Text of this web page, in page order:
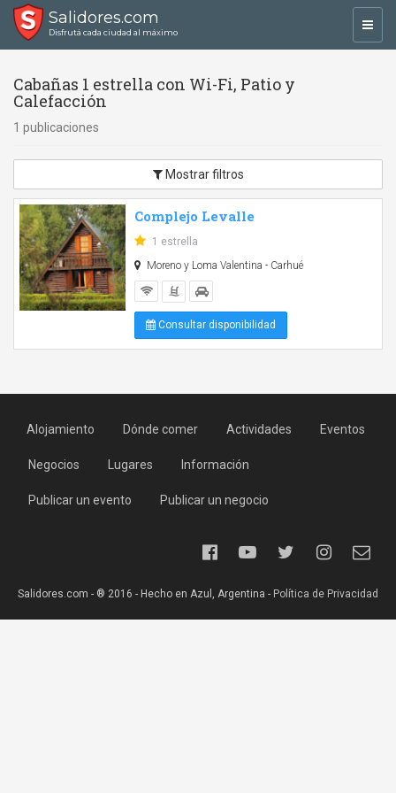
Salidores.com
Disfrutá cada ciudad al máximo
Cabañas 1 estrella con Wi-Fi, Patio y
Calefacción
1 publicaciones
Mostrar filtros
Complejo Levalle
1 estrella
Moreno y Loma Valentina - Carhué
Consultar disponibilidad
Alojamiento Dónde comer Actividades Eventos
Negocios Lugares Información
Publicar un evento Publicar un negocio
Salidores.com - ® 2016 - Hecho en Azul, Argentina - Política de Privacidad